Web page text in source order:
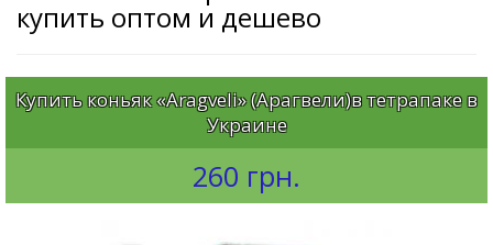
купить оптом и дешево
Купить коньяк «Aragveli» (Арагвели)в тетрапаке в
Украине
260 грн.